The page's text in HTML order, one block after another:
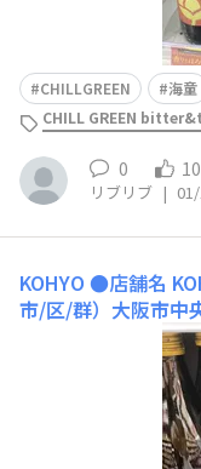
CHILLGREEN 海童
CHILL GREEN
0 10
リブリブ |
KOHYO ●店舗名
市/区/群）大阪市
オの
おつまみのお惣菜
式HP・SNSなど）